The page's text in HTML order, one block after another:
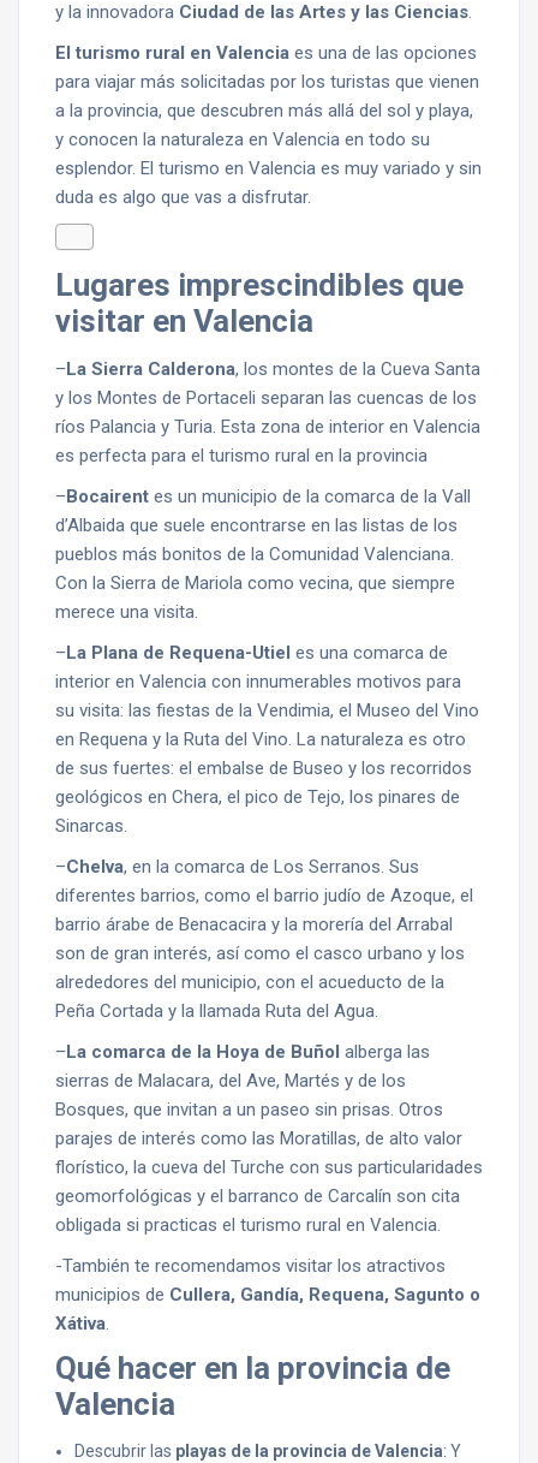
y la innovadora Ciudad de las Artes y las Ciencias.
El turismo rural en Valencia es una de las opciones
para viajar más solicitadas por los turistas que vienen
a la provincia, que descubren más allá del sol y playa,
y conocen la naturaleza en Valencia en todo su
esplendor. El turismo en Valencia es muy variado y sin
duda es algo que vas a disfrutar.
Lugares imprescindibles que
visitar en Valencia
–La Sierra Calderona, los montes de la Cueva Santa
y los Montes de Portaceli separan las cuencas de los
ríos Palancia y Turia. Esta zona de interior en Valencia
es perfecta para el turismo rural en la provincia
–Bocairent es un municipio de la comarca de la Vall
d’Albaida que suele encontrarse en las listas de los
pueblos más bonitos de la Comunidad Valenciana.
Con la Sierra de Mariola como vecina, que siempre
merece una visita.
–La Plana de Requena-Utiel es una comarca de
interior en Valencia con innumerables motivos para
su visita: las fiestas de la Vendimia, el Museo del Vino
en Requena y la Ruta del Vino. La naturaleza es otro
de sus fuertes: el embalse de Buseo y los recorridos
geológicos en Chera, el pico de Tejo, los pinares de
Sinarcas.
–Chelva, en la comarca de Los Serranos. Sus
diferentes barrios, como el barrio judío de Azoque, el
barrio árabe de Benacacira y la morería del Arrabal
son de gran interés, así como el casco urbano y los
alrededores del municipio, con el acueducto de la
Peña Cortada y la llamada Ruta del Agua.
–La comarca de la Hoya de Buñol alberga las
sierras de Malacara, del Ave, Martés y de los
Bosques, que invitan a un paseo sin prisas. Otros
parajes de interés como las Moratillas, de alto valor
florístico, la cueva del Turche con sus particularidades
geomorfológicas y el barranco de Carcalín son cita
obligada si practicas el turismo rural en Valencia.
-También te recomendamos visitar los atractivos
municipios de Cullera, Gandía, Requena, Sagunto o
Xátiva.
Qué hacer en la provincia de
Valencia
Descubrir las playas de la provincia de Valencia: Y